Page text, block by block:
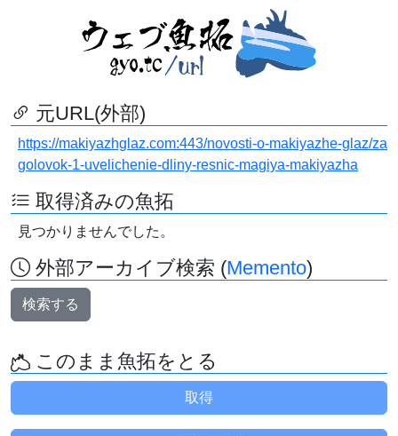
元URL(外部)
https://makiyazhglaz.com:443/novosti-o-makiyazhe-glaz/za
golovok-1-uvelichenie-dliny-resnic-magiya-makiyazha
取得済みの魚拓
見つかりませんでした。
外部アーカイブ検索 (Memento)
検索する
このまま魚拓をとる